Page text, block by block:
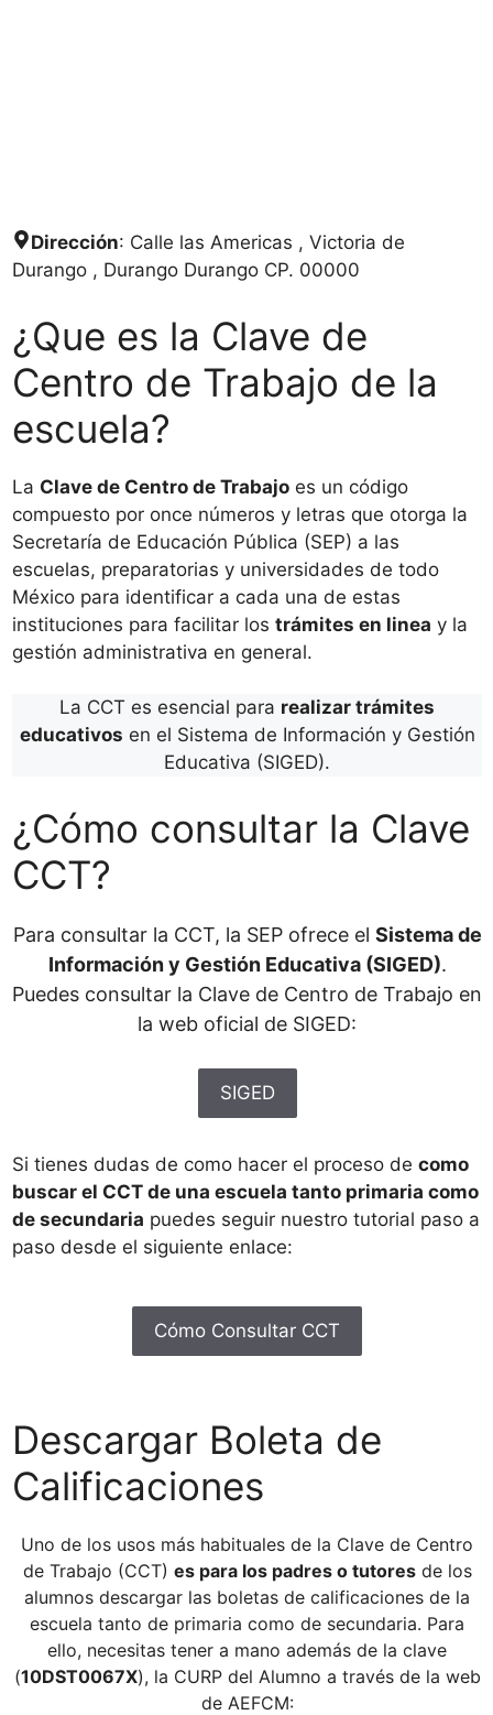
Dirección: Calle las Americas , Victoria de
Durango , Durango Durango CP. 00000
¿Que es la Clave de
Centro de Trabajo de la
escuela?
La Clave de Centro de Trabajo es un código
compuesto por once números y letras que otorga la
Secretaría de Educación Pública (SEP) a las
escuelas, preparatorias y universidades de todo
México para identificar a cada una de estas
instituciones para facilitar los trámites en linea y la
gestión administrativa en general.
La CCT es esencial para realizar trámites
educativos en el Sistema de Información y Gestión
Educativa (SIGED).
¿Cómo consultar la Clave
CCT?
Para consultar la CCT, la SEP ofrece el Sistema de
Información y Gestión Educativa (SIGED).
Puedes consultar la Clave de Centro de Trabajo en
la web oficial de SIGED:
SIGED
Si tienes dudas de como hacer el proceso de como
buscar el CCT de una escuela tanto primaria como
de secundaria puedes seguir nuestro tutorial paso a
paso desde el siguiente enlace:
Cómo Consultar CCT
Descargar Boleta de
Calificaciones
Uno de los usos más habituales de la Clave de Centro
de Trabajo (CCT) es para los padres o tutoresde los
alumnos descargar las boletas de calificaciones de la
escuela tanto de primaria como de secundaria. Para
ello, necesitas tener a mano además de la clave
(10DST0067X), la CURP del Alumno a través de la web
de AEFCM: